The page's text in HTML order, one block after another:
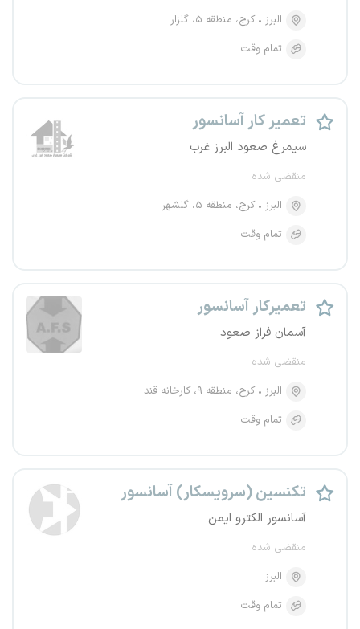
البرز
کرج، منطقه ۵، گلزار
تمام وقت
تعمیر کار آسانسور
سیمرغ صعود البرز غرب
منقضی شده
البرز
کرج، منطقه ۵، گلشهر
تمام وقت
تعمیرکار آسانسور
آسمان فراز صعود
منقضی شده
البرز
کرج، منطقه ۹، کارخانه قند
تمام وقت
تکنسین (سرویسکار) آسانسور
آسانسور الکترو ایمن
منقضی شده
البرز
تمام وقت